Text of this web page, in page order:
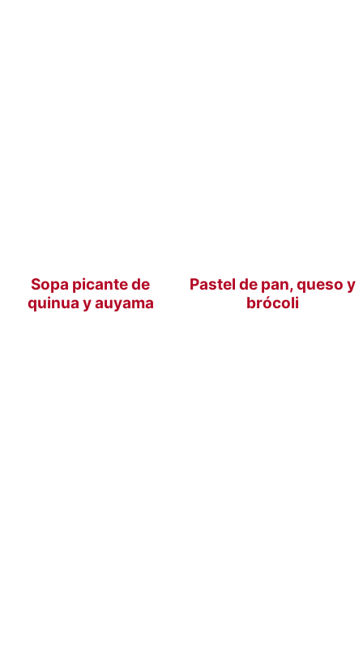
Sopa picante de
quinua y auyama
Pastel de pan, queso y
brócoli